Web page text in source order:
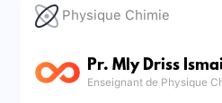
Physique Chimie
Pr. Mly Driss
Enseignant de Physique